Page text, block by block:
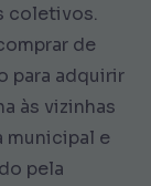
coletivos.
de
para adquirir
às vizinhas
municipal e
pela